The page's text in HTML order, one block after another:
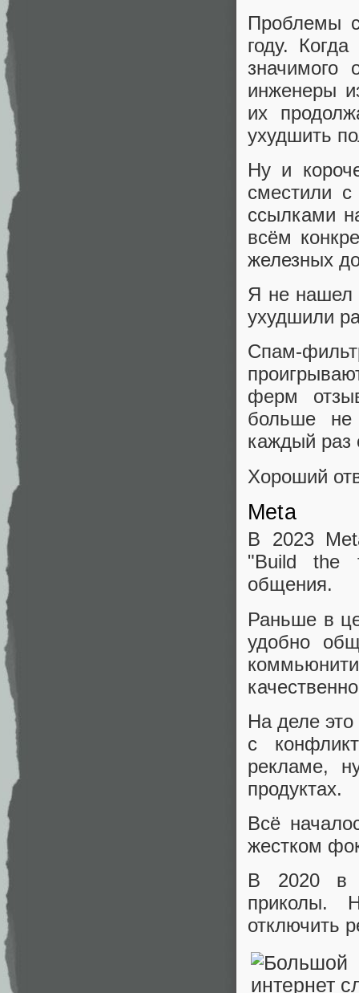
Проблемы
году.
значимого
инженеры
их
ухудшить
Ну и
сместили
ссылками
всём
железных
Я не нашел
ухудшили
Спам-
ферм
больше не
каждый раз
Хороший
Meta
В 2023
"Build the
общения.
Раньше в
удобно
На деле это
с
рекламе,
продуктах.
Всё
жестком
В 2020 в
приколы.
отключить